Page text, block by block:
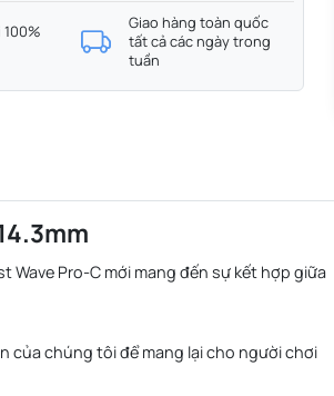
Giao hàng toàn quốc
tất cả các ngày trong
tuần
Pro-C mới mang đến sự kết hợp giữa
của chúng tôi để mang lại cho người chơi